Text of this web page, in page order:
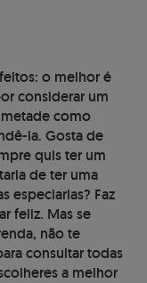
o melhor é
considerar um
como
la. Gosta de
quis ter um
de ter uma
especiarias? Faz
feliz. Mas se
não te
consultar todas
a melhor